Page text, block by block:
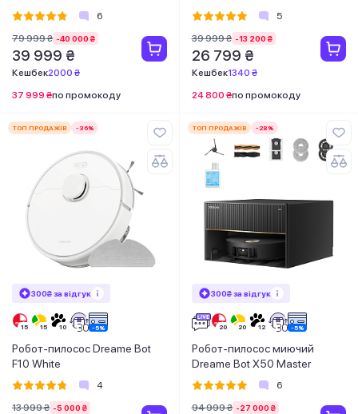
6
79 999 ₴ -40 000 ₴
39 999 ₴
Кешбек2000 ₴
37 999 ₴по промокоду
White
5
39 999 ₴ -13 200 ₴
26 799 ₴
Кешбек1340 ₴
24 800 ₴по промокоду
ТОП ПРОДАЖІВ -36%
300₴ за відгук
Робот-пилосос Dreame Bot
F10 White
4
13 999 ₴ -5 000 ₴
ТОП ПРОДАЖІВ -28%
300₴ за відгук
Робот-пилосос миючий
Dreame Bot X50 Master
6
94 999 ₴ -27 000 ₴